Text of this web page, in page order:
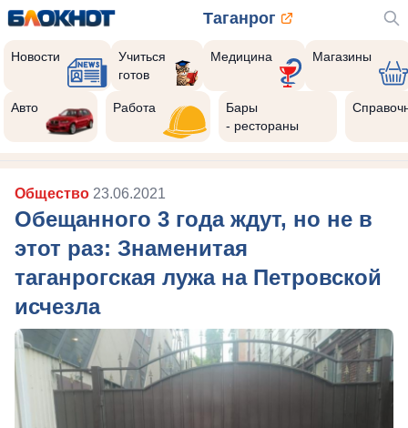
Таганрог
Новости
Учиться
готов
Медицина Магазины
Авто Работа
Бары
- рестораны
Общество 23.06.2021
Обещанного 3 года ждут, но не в
этот раз: Знаменитая
таганрогская лужа на Петровской
исчезла